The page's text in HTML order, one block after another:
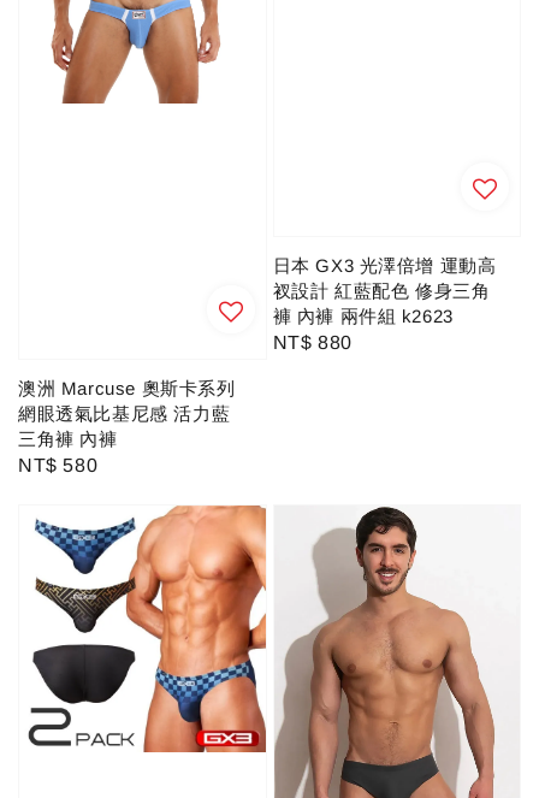
澳洲 Marcuse 奧斯卡系列
網眼透氣比基尼感 活力藍
三角褲 內褲
Regular
NT$ 580
日本 GX3 光澤倍增 運動高
衩設計 紅藍配色 修身三角
褲 內褲 兩件組 k2623
Regular
NT$ 880